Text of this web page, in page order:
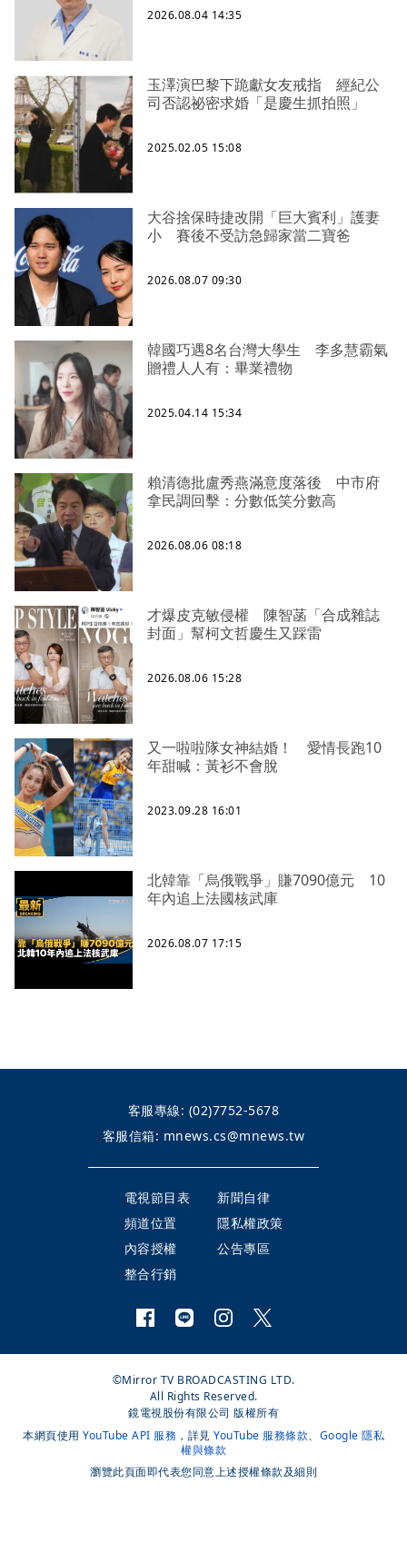
2026.08.04 14:35
玉澤演巴黎下跪獻女友戒指 經紀公
司否認祕密求婚「是慶生抓拍照」
2025.02.05 15:08
大谷捨保時捷改開「巨大賓利」護妻
小 賽後不受訪急歸家當二寶爸
2026.08.07 09:30
韓國巧遇8名台灣大學生 李多慧霸氣
贈禮人人有：畢業禮物
2025.04.14 15:34
賴清德批盧秀燕滿意度落後 中市府
拿民調回擊：分數低笑分數高
2026.08.06 08:18
才爆皮克敏侵權 陳智菡「合成雜誌
封面」幫柯文哲慶生又踩雷
2026.08.06 15:28
又一啦啦隊女神結婚！ 愛情長跑10
年甜喊：黃衫不會脫
2023.09.28 16:01
北韓靠「烏俄戰爭」賺7090億元 10
年內追上法國核武庫
2026.08.07 17:15
客服專線: (02)7752-5678
客服信箱: mnews.cs@mnews.tw
電視節目表
新聞自律
頻道位置
隱私權政策
內容授權
公告專區
整合行銷
©Mirror TV BROADCASTING LTD.
All Rights Reserved.
鏡電視股份有限公司 版權所有
本網頁使用 YouTube API 服務 ，詳見 YouTube 服務條款、 Google 隱私
權與條款
瀏覽此頁面即代表您同意上述授權條款及細則